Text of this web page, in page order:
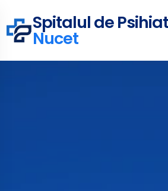
Spitalul de
Nucet